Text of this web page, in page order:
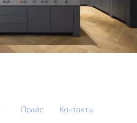
Прайс
Контакты